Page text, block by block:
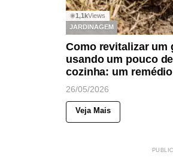
◉1,1kViews
JARDINAGEM
Como revitalizar um
usando um pouco
cozinha: um
26/05/2026
Veja Mais